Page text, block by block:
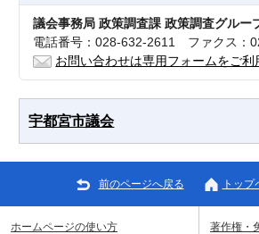
議会事務局 政策調査課 政策調査グルー
電話番号：028-632-2611 ファクス：
お問い合わせは専用フォームをご利
宇都宮市議会
前のページへ戻る トップ
ホームページの使い方 著作権・